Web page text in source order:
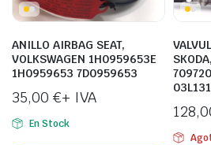
ANILLO AIRBAG SEAT,
VOLKSWAGEN 1H0959653E
1H0959653 7D0959653
35,00 €+ IVA
En Stock